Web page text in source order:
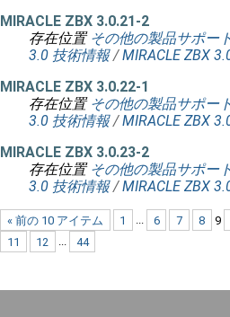
MIRACLE ZBX 3.0.21-2
存在位置 その他の製品サポー
3.0 技術情報 /MIRACLE ZBX
MIRACLE ZBX 3.0.22-1
存在位置 その他の製品サポー
3.0 技術情報 /MIRACLE ZBX
MIRACLE ZBX 3.0.23-2
存在位置 その他の製品サポー
3.0 技術情報 /MIRACLE ZBX
« 前の 10 アイテム 1 ... 6 7 8 9
11
12 ... 44